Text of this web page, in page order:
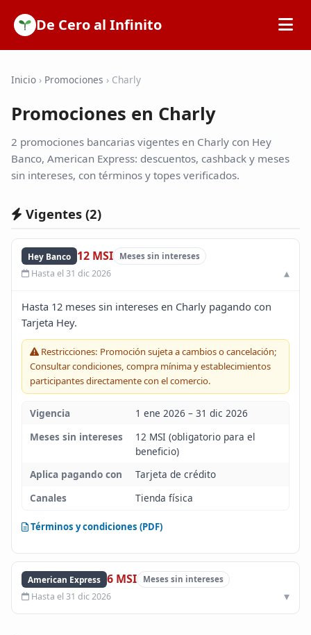
De Cero al Infinito
SOFIPOs
Bancos
Tarjetas de Crédito
Blog
Infinito
Inicio › Promociones › Charly
Promociones en Charly
2 promociones bancarias vigentes en Charly con Hey
Banco, American Express: descuentos, cashback y meses
sin intereses, con términos y topes verificados.
Vigentes (2)
Hey Banco 12 MSI Meses sin intereses
Hasta el 31 dic 2026
Hasta 12 meses sin intereses en Charly pagando con
Tarjeta Hey.
Restricciones: Promoción sujeta a cambios o cancelación;
Consultar condiciones, compra mínima y establecimientos
participantes directamente con el comercio.
Vigencia
1 ene 2026 – 31 dic 2026
Meses sin intereses
12 MSI (obligatorio para el
beneficio)
Aplica pagando con
Tarjeta de crédito
Canales
Tienda física
Términos y condiciones (PDF)
American Express 6 MSI Meses sin intereses
Hasta el 31 dic 2026